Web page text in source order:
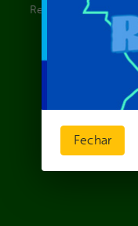
Renúncias de Receitas
Fechar